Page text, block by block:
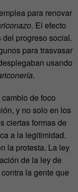
para renovar
. El efecto
progreso social.
para trasvasar
usando
.
de foco
y no solo en los
ciertas formas de
a la legitimidad.
la protesta. La ley
de la ley de
la gente que